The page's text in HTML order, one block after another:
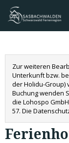
Zur weiteren
Unterkunft bzw.
der Holidu-Group)
Buchung wenden
die Lohospo
57. Die